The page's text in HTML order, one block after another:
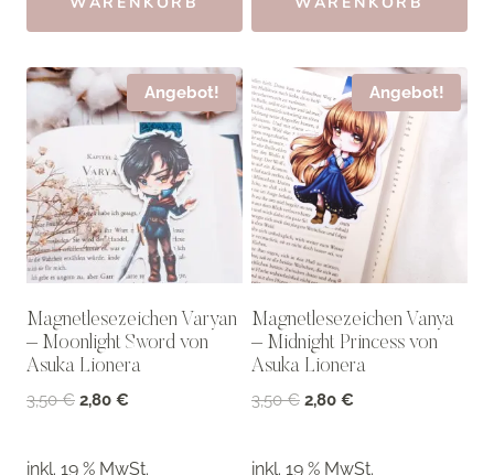
Angebot!
Magnetlesezeichen Varyan
– Moonlight Sword von
Asuka Lionera
3,50€ Ursprünglicher
2,80 €
inkl. 19 % MwSt.
Angebot!
Magnetlesezeichen Vanya
– Midnight Princess von
Asuka Lionera
3,50€ Ursprünglicher
2,80 €
inkl. 19 % MwSt.